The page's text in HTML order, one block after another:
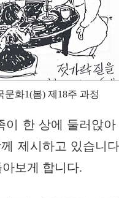
문화1(봄) 제18주 과정
한 상에 둘러앉
제시하고 있습니
보게 합니다.